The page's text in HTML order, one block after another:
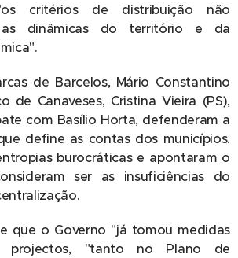
critérios de distribuição não
as dinâmicas do território e da
de Barcelos, Mário Constantino
de Canaveses, Cristina Vieira (PS),
com Basílio Horta, defenderam a
define as contas dos municípios.
burocráticas e apontaram o
ser as insuficiências do
que o Governo "já tomou medidas
projectos, "tanto no Plano de